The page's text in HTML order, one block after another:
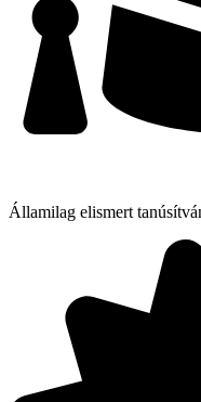
Államilag elismert